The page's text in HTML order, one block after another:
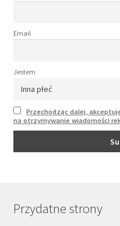
Email
Jestem
Przechodząc dalej,
na otrzymywanie wiadomości
Przydatne strony